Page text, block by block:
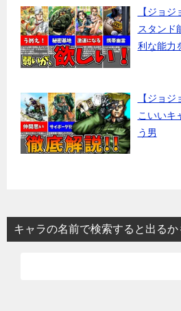
【ジョ
スタンド
利な能力
【ジョ
こいいキ
う男
キャラの名前で検索すると出るか